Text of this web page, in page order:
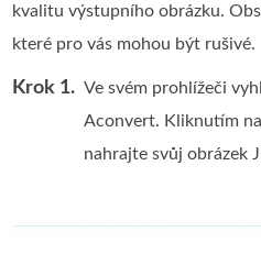
kvalitu výstupního obrázku.
které pro vás mohou být rušivé.
Krok 1. Ve svém prohlížeči
Aconvert. Kliknutím
nahrajte svůj obrázek